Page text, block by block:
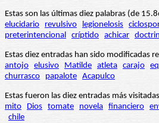
Estas son las últimas diez palabras (de
elucidario
revulsivo legionelosis
preterintencional críptido achicar
Estas diez entradas han sido modificadas
antojo elusivo Matilde atleta carajo
churrasco
papalote Acapulco
Estas fueron las diez entradas más
mito
Dios tomate novela financiero
chile